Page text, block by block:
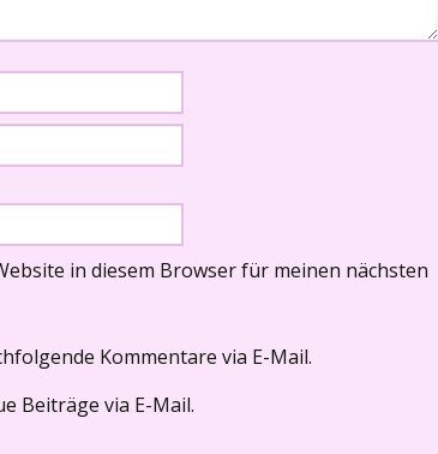
in diesem Browser für meinen nächsten
Kommentare via E-Mail.
Beiträge via E-Mail.